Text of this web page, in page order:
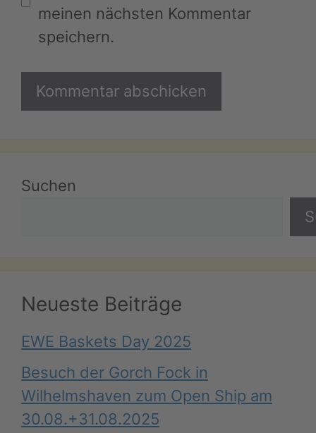
meinen nächsten Kommentar
speichern.
Suchen
Neueste Beiträge
EWE Baskets Day 2025
Besuch der Gorch Fock in
Wilhelmshaven zum Open Ship am
30.08.+31.08.2025